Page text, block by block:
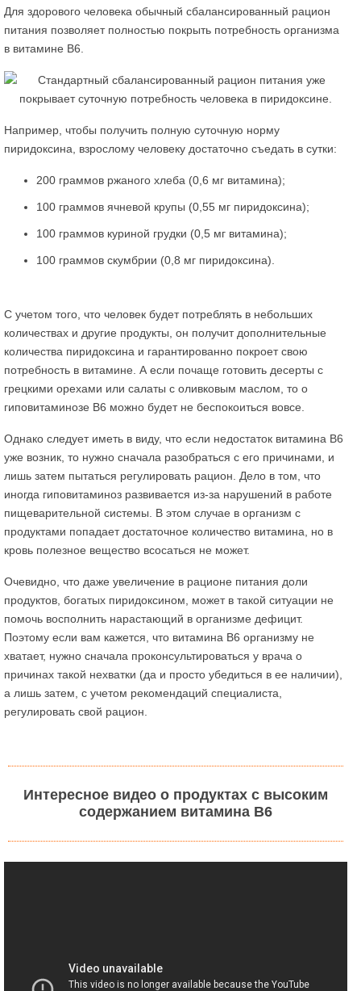
Для здорового человека обычный сбалансированный рацион
питания позволяет полностью покрыть потребность организма
в витамине В6.
Например, чтобы получить полную суточную норму
пиридоксина, взрослому человеку достаточно съедать в сутки:
200 граммов ржаного хлеба (0,6 мг витамина);
100 граммов ячневой крупы (0,55 мг пиридоксина);
100 граммов куриной грудки (0,5 мг витамина);
100 граммов скумбрии (0,8 мг пиридоксина).
С учетом того, что человек будет потреблять в небольших
количествах и другие продукты, он получит дополнительные
количества пиридоксина и гарантированно покроет свою
потребность в витамине. А если почаще готовить десерты с
грецкими орехами или салаты с оливковым маслом, то о
гиповитаминозе В6 можно будет не беспокоиться вовсе.
Однако следует иметь в виду, что если недостаток витамина В6
уже возник, то нужно сначала разобраться с его причинами, и
лишь затем пытаться регулировать рацион. Дело в том, что
иногда гиповитаминоз развивается из-за нарушений в работе
пищеварительной системы. В этом случае в организм с
продуктами попадает достаточное количество витамина, но в
кровь полезное вещество всосаться не может.
Очевидно, что даже увеличение в рационе питания доли
продуктов, богатых пиридоксином, может в такой ситуации не
помочь восполнить нарастающий в организме дефицит.
Поэтому если вам кажется, что витамина В6 организму не
хватает, нужно сначала проконсультироваться у врача о
причинах такой нехватки (да и просто убедиться в ее наличии),
а лишь затем, с учетом рекомендаций специалиста,
регулировать свой рацион.
Интересное видео о продуктах с высоким
содержанием витамина В6